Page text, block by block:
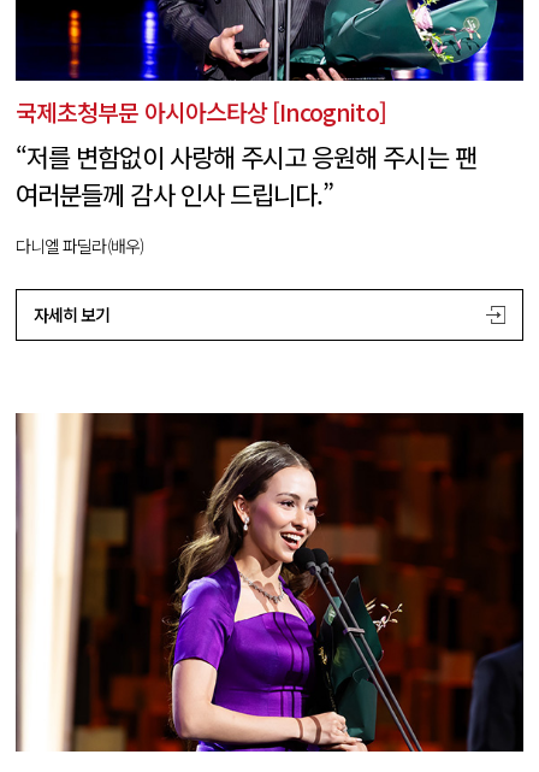
국제초청부문 아시아스타상 [Incognito]
“저를 변함없이 사랑해 주시고 응원해 주시는 팬
여러분들께 감사 인사 드립니다.”
다니엘 파딜라(배우)
자세히 보기